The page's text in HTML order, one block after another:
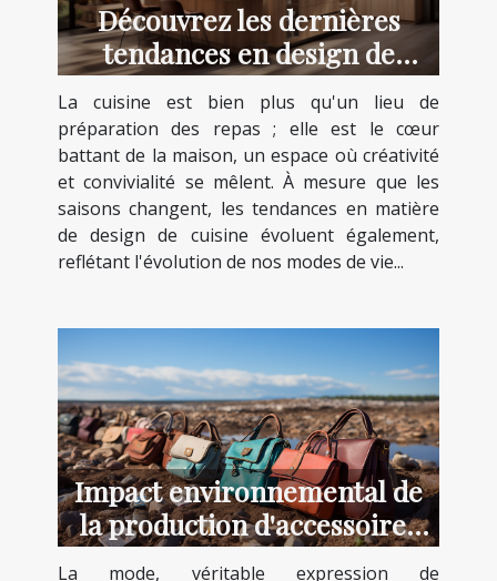
Découvrez les dernières
tendances en design de
cuisine pour 2023
La cuisine est bien plus qu'un lieu de
préparation des repas ; elle est le cœur
battant de la maison, un espace où créativité
et convivialité se mêlent. À mesure que les
saisons changent, les tendances en matière
de design de cuisine évoluent également,
reflétant l'évolution de nos modes de vie...
Impact environnemental de
la production d'accessoires
de mode
La mode, véritable expression de